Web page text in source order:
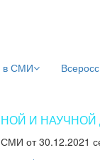
в СМИ
И НАУЧНОЙ
СМИ от